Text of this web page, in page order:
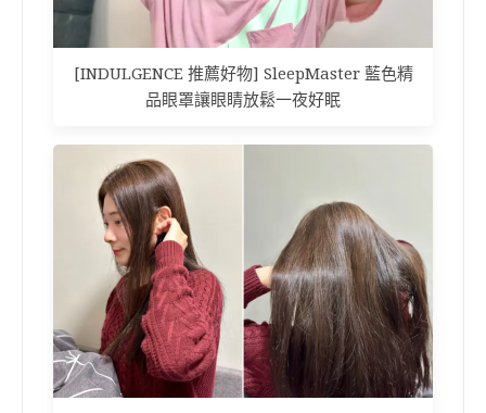
[INDULGENCE 推薦好物] SleepMaster 藍色精
品眼罩讓眼睛放鬆一夜好眠